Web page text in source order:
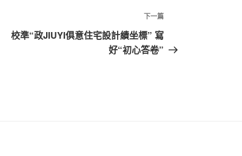
下
一
篇
下一篇
校準“政JIUYI俱意住宅設計績坐標” 寫
好“初心答卷”